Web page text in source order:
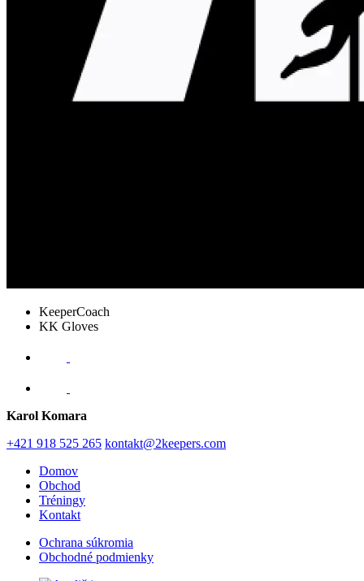
KeeperCoach
KK Gloves
Karol Komara
+421 918 525 265 kontakt@2keepers.com
Domov
Obchod
Tréningy
Kontakt
Ochrana súkromia
Obchodné podmienky